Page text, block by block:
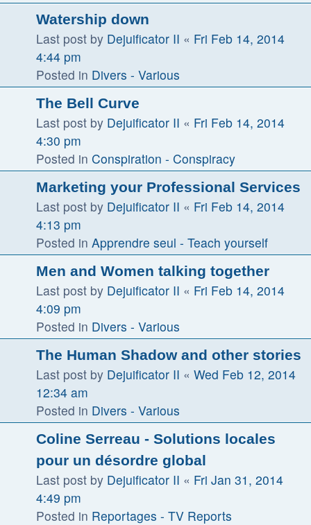
Watership down
Last post by Dejuificator II « Fri Feb 14, 2014
4:44 pm
Posted in Divers - Various
The Bell Curve
Last post by Dejuificator II « Fri Feb 14, 2014
4:30 pm
Posted in Conspiration - Conspiracy
Marketing your Professional Services
Last post by Dejuificator II « Fri Feb 14, 2014
4:13 pm
Posted in Apprendre seul - Teach yourself
Men and Women talking together
Last post by Dejuificator II « Fri Feb 14, 2014
4:09 pm
Posted in Divers - Various
The Human Shadow and other stories
Last post by Dejuificator II « Wed Feb 12, 2014
12:34 am
Posted in Divers - Various
Coline Serreau - Solutions locales
pour un désordre global
Last post by Dejuificator II « Fri Jan 31, 2014
4:49 pm
Posted in Reportages - TV Reports